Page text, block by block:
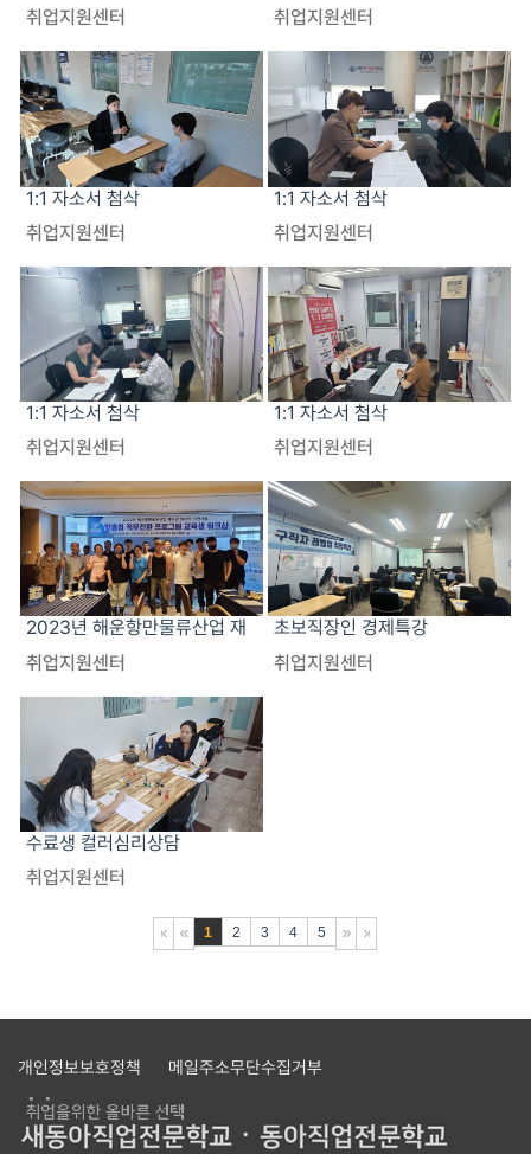
취업지원센터
취업지원센터
1:1 자소서 첨삭
취업지원센터
1:1 자소서 첨삭
취업지원센터
1:1 자소서 첨삭
취업지원센터
1:1 자소서 첨삭
취업지원센터
2023년 해운항만물류산업 재
취업 일자리 지원사업
취업지원센터
초보직장인 경제특강
취업지원센터
수료생 컬러심리상담
취업지원센터
1 2 3 4 5
개인정보보호정책 메일주소무단수집거부